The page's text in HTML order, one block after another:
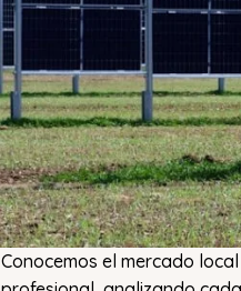
Conocemos el mercado